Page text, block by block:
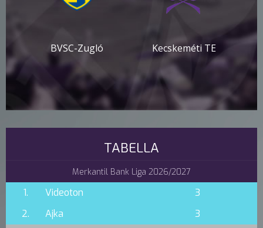
BVSC-Zugló Kecskeméti TE
TABELLA
Merkantil Bank Liga 2026/2027
1. Videoton
3
2.
Ajka
3